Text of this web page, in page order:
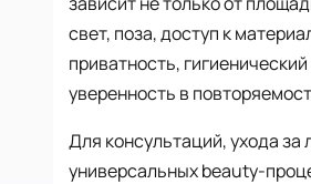
свет, поза, доступ к
приватность,
уверенность в
Для консультаций, ухода за
универсальных beauty-